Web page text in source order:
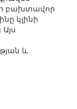
բախտավոր
կլինի
և